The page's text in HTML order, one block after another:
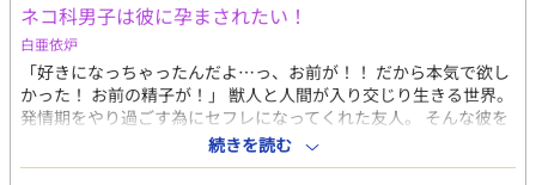
ネコ科男子は彼に孕まされたい！
白亜依炉
「好きになっちゃったんだよ…っ、お前が！！ だから本気で欲し
かった！ お前の精子が！」 獣人と人間が入り交じり生きる世界。
発情期をやり過ごす為にセフレになってくれた友人。 そんな彼を
好きになってしまった猫の血を引く高校生は……―― 猫の日なの
で猫っぽい子のBLが書きたかったんですが、なぜかこんなことに
続きを読む